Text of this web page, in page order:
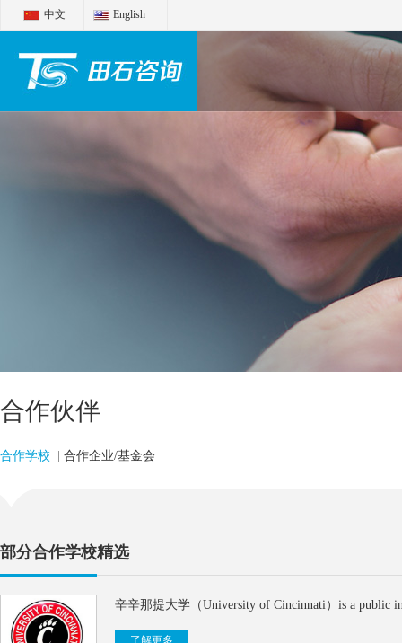
中文 English
合作伙伴
合作学校 合作企业/基金会
部分合作学校精选
辛辛那提大学（University of Cincinnati）is a public
了解更多